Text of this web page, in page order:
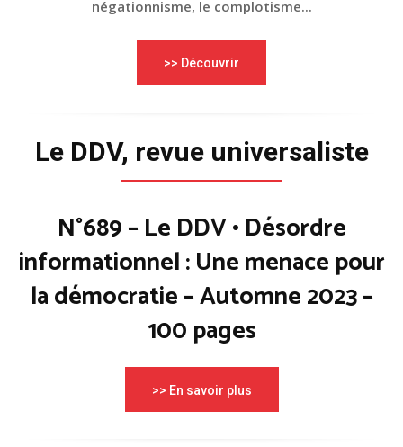
négationnisme, le complotisme...
>> Découvrir
Le DDV, revue universaliste
N°689 – Le DDV • Désordre
informationnel : Une menace pour
la démocratie – Automne 2023 –
100 pages
>> En savoir plus